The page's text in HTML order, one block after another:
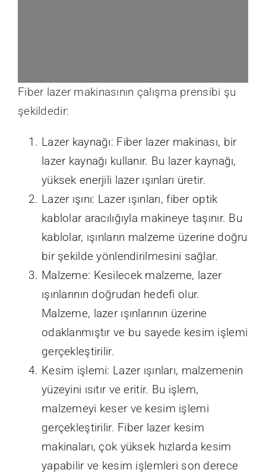
Fiber lazer makinasının çalışma prensibi şu
şekildedir:
Lazer kaynağı: Fiber lazer makinası, bir
lazer kaynağı kullanır. Bu lazer kaynağı,
yüksek enerjili lazer ışınları üretir.
Lazer ışını: Lazer ışınları, fiber optik
kablolar aracılığıyla makineye taşınır. Bu
kablolar, ışınların malzeme üzerine doğru
bir şekilde yönlendirilmesini sağlar.
Malzeme: Kesilecek malzeme, lazer
ışınlarının doğrudan hedefi olur.
Malzeme, lazer ışınlarının üzerine
odaklanmıştır ve bu sayede kesim işlemi
gerçekleştirilir.
Kesim işlemi: Lazer ışınları, malzemenin
yüzeyini ısıtır ve eritir. Bu işlem,
malzemeyi keser ve kesim işlemi
gerçekleştirilir. Fiber lazer kesim
makinaları, çok yüksek hızlarda kesim
yapabilir ve kesim işlemleri son derece